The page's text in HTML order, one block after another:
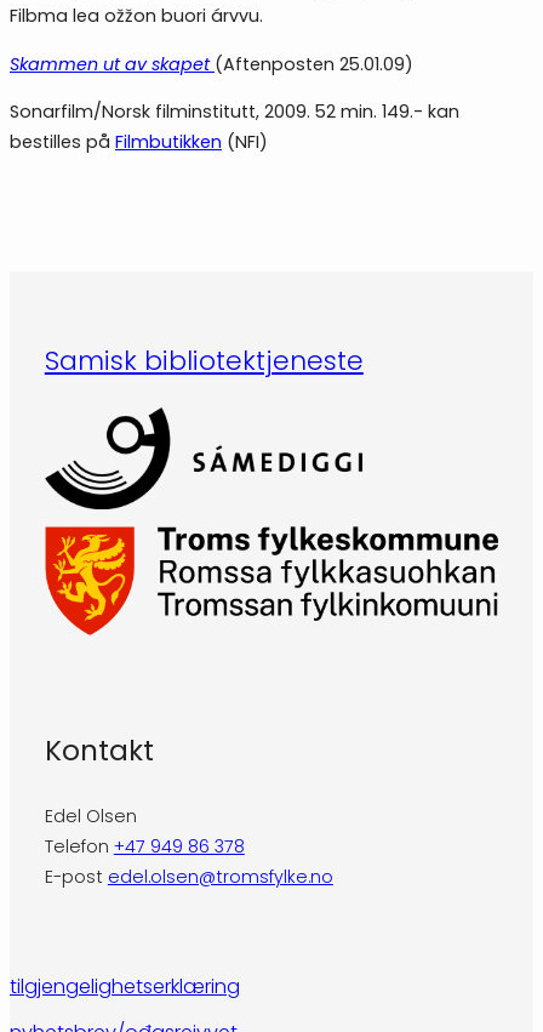
Filbma lea ožžon buori árvvu.
Skammen ut av skapet (Aftenposten 25.01.09)
Sonarfilm/Norsk filminstitutt, 2009. 52 min. 149.- kan
bestilles på Filmbutikken (NFI)
Samisk bibliotektjeneste
Kontakt
Edel Olsen
Telefon +47 949 86 378
E-post edel.olsen@tromsfylke.no
tilgjengelighetserklæring